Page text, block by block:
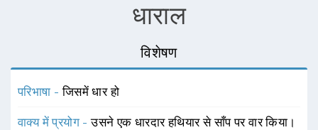
धाराल
विशेषण
परिभाषा -जिसमें धार हो
वाक्य में प्रयोग -उसने एक धारदार हथियार से साँप पर वार किया।